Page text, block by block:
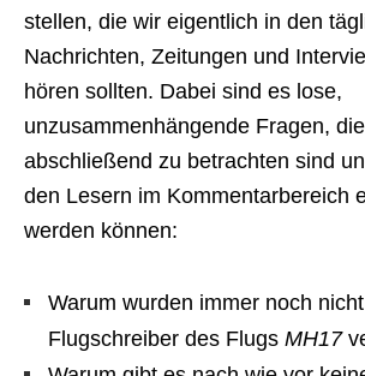
stellen, die wir eigentlich in den
Nachrichten, Zeitungen und
hören sollten. Dabei sind es lose,
unzusammenhängende Fragen,
abschließend zu betrachten sind
den Lesern im Kommentarbereich
werden können:
Warum wurden immer noch
Flugschreiber des Flugs MH17